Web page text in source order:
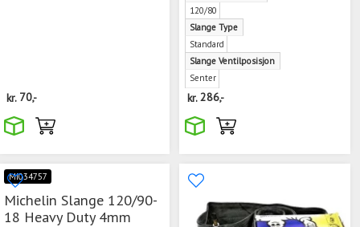
kr. 70,-
120/80
Slange Type
Standard
Slange Ventilposisjon
Senter
kr.286,-
MI034757
Michelin Slange 120/90-
18 Heavy Duty 4mm